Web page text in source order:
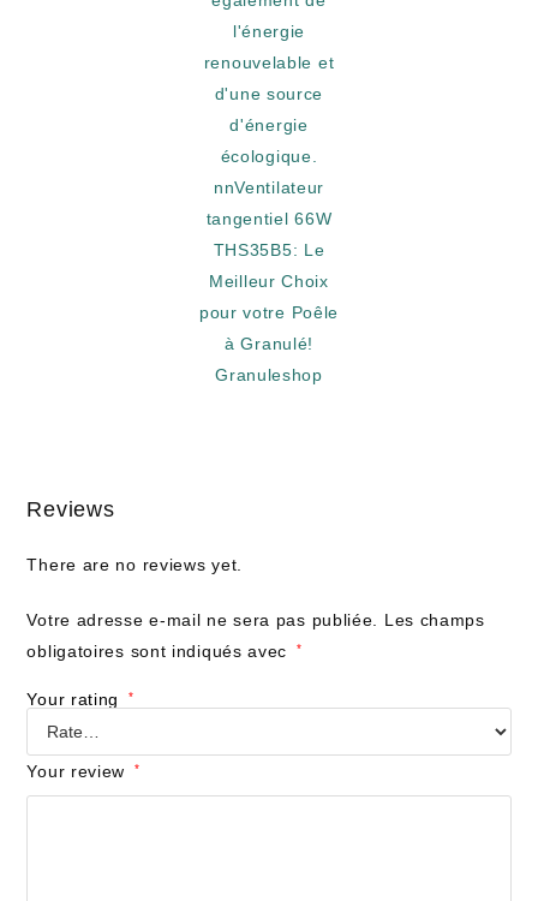
Reviews
There are no reviews yet.
Votre adresse e-mail ne sera pas publiée.
Les champs
obligatoires sont indiqués avec
*
Your rating *
Your review *